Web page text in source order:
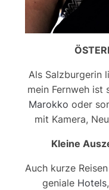
Als Salzburgerin
mein Fernweh ist
Marokko oder
mit Kamera,
Kleine
Auch kurze
geniale Hotels